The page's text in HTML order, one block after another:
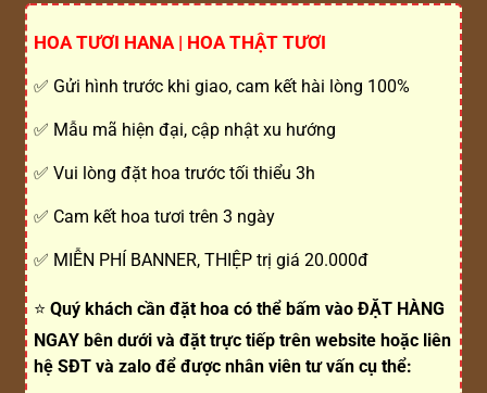
HOA TƯƠI HANA | HOA THẬT TƯƠI
✅ Gửi hình trước khi giao, cam kết hài lòng 100%
✅ Mẫu mã hiện đại, cập nhật xu hướng
✅ Vui lòng đặt hoa trước tối thiểu 3h
✅ Cam kết hoa tươi trên 3 ngày
✅ MIỄN PHÍ BANNER, THIỆP trị giá 20.000đ
⭐ Quý khách cần đặt hoa có thể bấm vào ĐẶT HÀNG
NGAY bên dưới và đặt trực tiếp trên website hoặc liên
hệ SĐT và zalo để được nhân viên tư vấn cụ thể: